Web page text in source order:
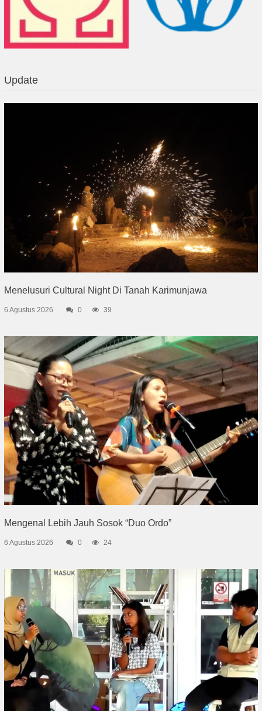
Update
Menelusuri Cultural Night Di Tanah Karimunjawa
6 Agustus 2026 0 39
Mengenal Lebih Jauh Sosok “Duo Ordo”
6 Agustus 2026 0 24